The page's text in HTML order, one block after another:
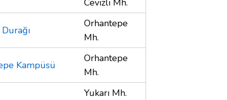
Cevizli Mh.
Orhantepe
Mh.
Kampüsü
Orhantepe
Mh.
Yukarı Mh.